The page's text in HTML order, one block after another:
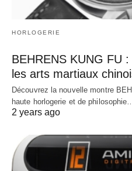
HORLOGERIE
BEHRENS KUNG FU
les arts martiaux
Découvrez la nouvelle montre
haute horlogerie et de
2 years ago